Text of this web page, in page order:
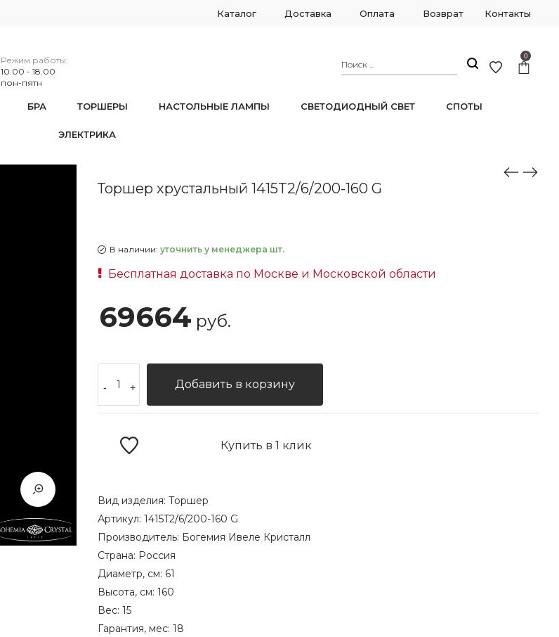
Каталог Доставка Оплата Возврат Контакты
Режим работы:
10.00 - 18.00
пон-пятн
0
БРА ТОРШЕРЫ НАСТОЛЬНЫЕ ЛАМПЫ СВЕТОДИОДНЫЙ СВЕТ СПОТЫ
ЭЛЕКТРИКА
Торшер хрустальный 1415T2/6/200-160 G
В наличии: уточнить у менеджера шт.
Бесплатная доставка по Москве и Московской области
69664 руб.
- + Добавить в корзину
Купить в 1 клик
Вид изделия: Торшер
Артикул: 1415T2/6/200-160 G
Производитель: Богемия Ивеле Кристалл
Страна: Россия
Диаметр, см: 61
Высота, см: 160
Вес: 15
Гарантия, мес: 18